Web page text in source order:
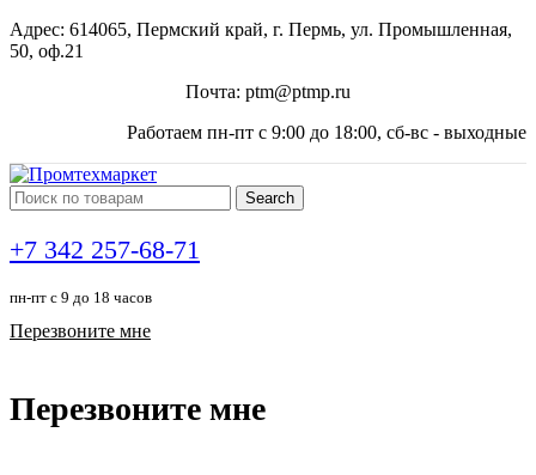
Адрес: 614065, Пермский край, г. Пермь, ул. Промышленная,
50, оф.21
Почта: ptm@ptmp.ru
Работаем пн-пт с 9:00 до 18:00, сб-вс - выходные
Search
+7 342 257-68-71
пн-пт с 9 до 18 часов
Перезвоните мне
Перезвоните мне